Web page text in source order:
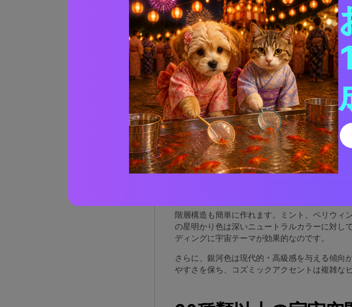
バキュームクローム
ロケットキャビンウォームス
スターマップグリーンズ
グラビティブルーム
宇宙空間によく合う色は？
実際のデザインで宇宙空間カラーパレッ
AIで宇宙空間パレットビジュアルを作成
なぜ宇宙空間パレッ
階層構造も簡単に作れます。ミント、ペリウィ
の星明かり色は深いニュートラルカラーに対し
ディングに宇宙テーマが効果的なのです。
さらに、銀河色は現代的・高級感を与える傾向
やすさを保ち、コズミックアクセントは複雑な